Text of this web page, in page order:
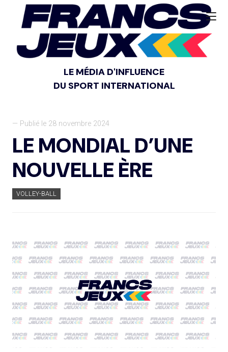
LE MÉDIA D'INFLUENCE
DU SPORT INTERNATIONAL
— Publié le 28 novembre 2024
LE MONDIAL D’UNE
NOUVELLE ÈRE
VOLLEY-BALL